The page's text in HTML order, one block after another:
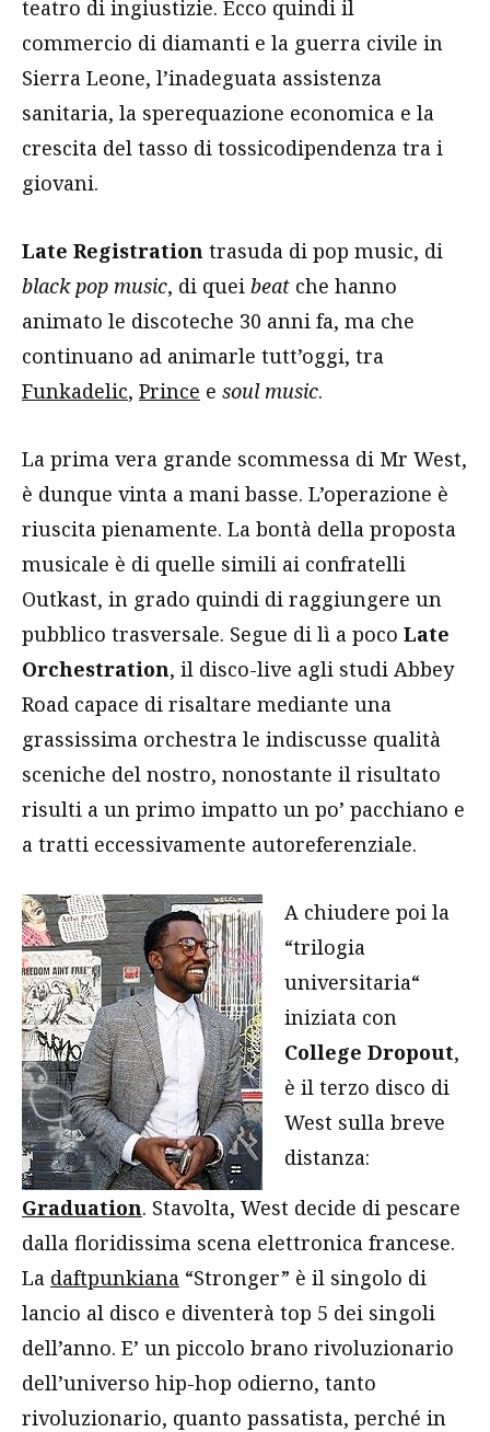
teatro di ingiustizie. Ecco quindi il
commercio di diamanti e la guerra civile in
Sierra Leone, l’inadeguata assistenza
sanitaria, la sperequazione economica e la
crescita del tasso di tossicodipendenza tra i
giovani.
Late Registration trasuda di pop music, di
black pop music, di quei beat che hanno
animato le discoteche 30 anni fa, ma che
continuano ad animarle tutt’oggi, tra
Funkadelic, Prince e soul music.
La prima vera grande scommessa di Mr West,
è dunque vinta a mani basse. L’operazione è
riuscita pienamente. La bontà della proposta
musicale è di quelle simili ai confratelli
Outkast, in grado quindi di raggiungere un
pubblico trasversale. Segue di lì a poco Late
Orchestration, il disco-live agli studi Abbey
Road capace di risaltare mediante una
grassissima orchestra le indiscusse qualità
sceniche del nostro, nonostante il risultato
risulti a un primo impatto un po’ pacchiano e
a tratti eccessivamente autoreferenziale.
A chiudere poi la
“trilogia
universitaria“
iniziata con
College Dropout,
è il terzo disco di
West sulla breve
distanza:
Graduation. Stavolta, West decide di pescare
dalla floridissima scena elettronica francese.
La daftpunkiana “Stronger” è il singolo di
lancio al disco e diventerà top 5 dei singoli
dell’anno. E’ un piccolo brano rivoluzionario
dell’universo hip-hop odierno, tanto
rivoluzionario, quanto passatista, perché in